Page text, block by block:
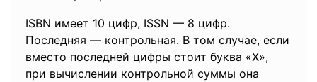
ISBN имеет 10 цифр, ISSN — 8 цифр.
Последняя — контрольная. В том случае, если
вместо последней цифры стоит буква «X»,
при вычислении контрольной суммы она